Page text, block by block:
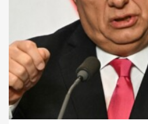
időseknek
még 5...